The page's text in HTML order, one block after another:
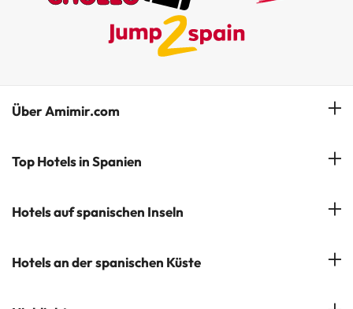
Über Amimir.com
Unser Team
Newsletter abonnieren
Top Hotels in Spanien
Hotels in Salou
Hotels in Marbella
Hotels auf spanischen Inseln
Hotels auf Mallorca
Hotels an der spanischen Küste
Costa Brava